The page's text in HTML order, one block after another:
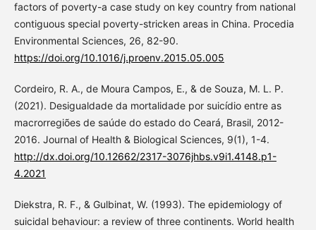
factors of poverty-a case study on key country from national
contiguous special poverty-stricken areas in China. Procedia
Environmental Sciences, 26, 82-90.
https://doi.org/10.1016/j.proenv.2015.05.005
Cordeiro, R. A., de Moura Campos, E., & de Souza, M. L. P.
(2021). Desigualdade da mortalidade por suicídio entre as
macrorregiões de saúde do estado do Ceará, Brasil, 2012-
2016. Journal of Health & Biological Sciences, 9(1), 1-4.
http://dx.doi.org/10.12662/2317-3076jhbs.v9i1.4148.p1-
4.2021
Diekstra, R. F., & Gulbinat, W. (1993). The epidemiology of
suicidal behaviour: a review of three continents. World health